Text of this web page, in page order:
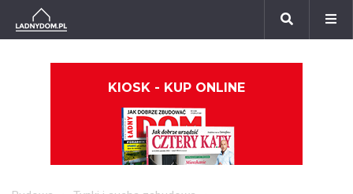
KIOSK - KUP ONLINE